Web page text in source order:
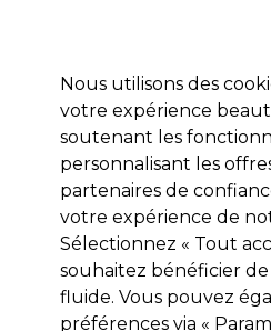
Marques Bons plans Coiffure
Livraison et
lire la
Ardell
Ardell Faux-Cils
Nous utilisons des
votre expérience
soutenant les
personnalisant les
partenaires de
votre expérience de
Sélectionnez « Tout
souhaitez bénéficier
fluide. Vous pouvez
préférences via «